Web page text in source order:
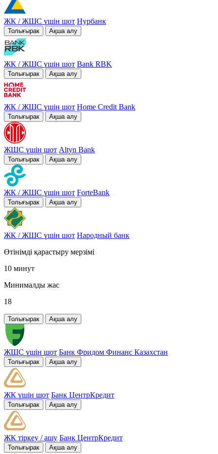
ЖК / ЖШС үшін шот Нурбанк
Толығырак Ақша алу
ЖК / ЖШС үшін шот Bank RBK
Толығырак Ақша алу
ЖК / ЖШС үшін шот Home Credit Bank
Толығырак Ақша алу
ЖШС үшін шот Altyn Bank
Толығырак Ақша алу
ЖК / ЖШС үшін шот ForteBank
Толығырак Ақша алу
ЖК / ЖШС үшін шот Народный банк
Өтінімді қарастыру мерзімі
10 минут
Минималды жас
18
Толығырак Ақша алу
ЖШС үшін шот Банк Фридом Финанс Казахстан
Толығырак Ақша алу
ЖК үшін шот Банк ЦентрКредит
Толығырак Ақша алу
ЖК тіркеу / ашу Банк ЦентрКредит
Толығырак Ақша алу